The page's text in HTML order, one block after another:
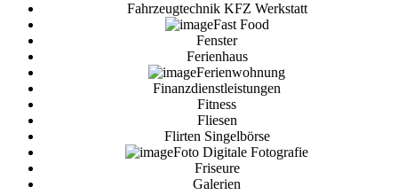
Fahrzeugtechnik KFZ Werkstatt
Fast Food
Fenster
Ferienhaus
Ferienwohnung
Finanzdienstleistungen
Fitness
Fliesen
Flirten Singelbörse
Foto Digitale Fotografie
Friseure
Galerien